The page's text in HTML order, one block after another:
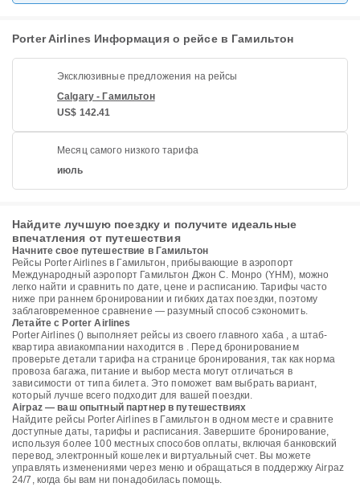
Porter Airlines Информация о рейсе в Гамильтон
Эксклюзивные предложения на рейсы
Calgary - Гамильтон
US$ 142.41
Месяц самого низкого тарифа
июль
Найдите лучшую поездку и получите идеальные
впечатления от путешествия
Начните свое путешествие в Гамильтон
Рейсы Porter Airlines в Гамильтон, прибывающие в аэропорт
Международный аэропорт Гамильтон Джон С. Монро (YHM), можно
легко найти и сравнить по дате, цене и расписанию. Тарифы часто
ниже при раннем бронировании и гибких датах поездки, поэтому
заблаговременное сравнение — разумный способ сэкономить.
Летайте с Porter Airlines
Porter Airlines () выполняет рейсы из своего главного хаба , а штаб-
квартира авиакомпании находится в . Перед бронированием
проверьте детали тарифа на странице бронирования, так как норма
провоза багажа, питание и выбор места могут отличаться в
зависимости от типа билета. Это поможет вам выбрать вариант,
который лучше всего подходит для вашей поездки.
Airpaz — ваш опытный партнер в путешествиях
Найдите рейсы Porter Airlines в Гамильтон в одном месте и сравните
доступные даты, тарифы и расписания. Завершите бронирование,
используя более 100 местных способов оплаты, включая банковский
перевод, электронный кошелек и виртуальный счет. Вы можете
управлять изменениями через меню и обращаться в поддержку Airpaz
24/7, когда бы вам ни понадобилась помощь.